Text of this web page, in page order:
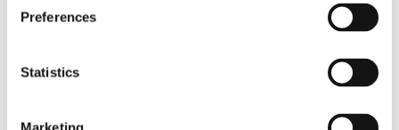
Preferences
Statistics